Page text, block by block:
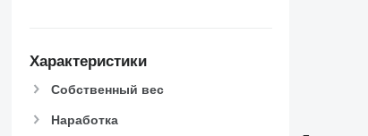
Характеристики
Собственный вес
Наработка